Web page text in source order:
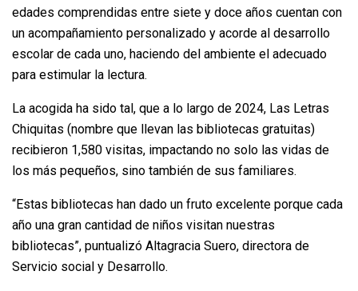
edades comprendidas entre siete y doce años cuentan con
un acompañamiento personalizado y acorde al desarrollo
escolar de cada uno, haciendo del ambiente el adecuado
para estimular la lectura.
La acogida ha sido tal, que a lo largo de 2024, Las Letras
Chiquitas (nombre que llevan las bibliotecas gratuitas)
recibieron 1,580 visitas, impactando no solo las vidas de
los más pequeños, sino también de sus familiares.
“Estas bibliotecas han dado un fruto excelente porque cada
año una gran cantidad de niños visitan nuestras
bibliotecas”, puntualizó Altagracia Suero, directora de
Servicio social y Desarrollo.